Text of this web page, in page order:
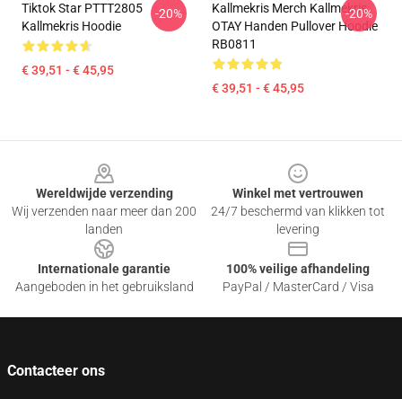
Tiktok Star PTTT2805
Kallmekris Hoodie
€ 39,51 - € 45,95
-20%
Kallmekris Merch Kallmekris
OTAY Handen Pullover Hoodie
RB0811
€ 39,51 - € 45,95
-20%
Wereldwijde verzending
Wij verzenden naar meer dan 200
landen
Winkel met vertrouwen
24/7 beschermd van klikken tot
levering
Internationale garantie
Aangeboden in het gebruiksland
100% veilige afhandeling
PayPal / MasterCard / Visa
Contacteer ons